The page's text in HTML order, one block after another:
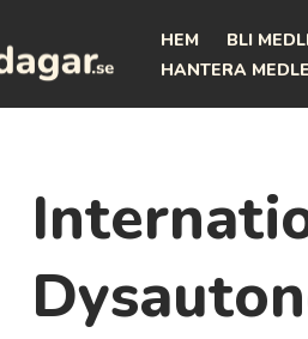
HEM BLI
HANTERA